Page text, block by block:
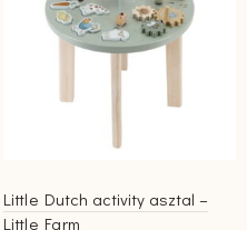
Little Dutch activity asztal –
Little Farm